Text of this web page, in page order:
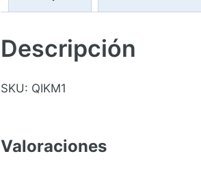
Descripción
SKU: QIKM1
Valoraciones